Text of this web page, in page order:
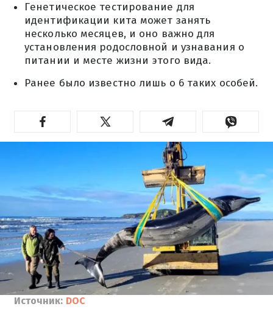
Генетическое тестирование для
идентификации кита может занять
несколько месяцев, и оно важно для
установления родословной и узнавания о
питании и месте жизни этого вида.
Ранее было известно лишь о 6 таких особей.
Источник: DOC